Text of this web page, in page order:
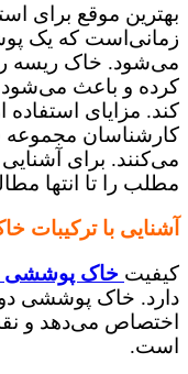
بهترین موقع برای
زمانی‌است که یک
می‌شود. خاک ریسه
کرده و باعث می‌شود
کند. مزایای
کارشناسان مجموعه
می‌کنند. برای
مطلب را تا انتها
آشنایی با ترکیبات
کیفیت خاک پوششی
دارد. خاک پوششی
اختصاص می‌دهد و
است.